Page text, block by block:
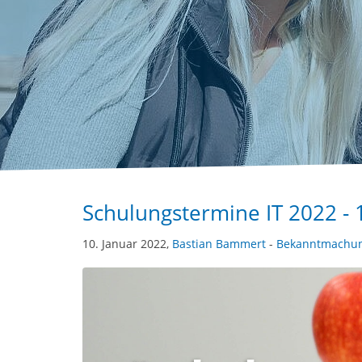
Schulungstermine IT 2022 -
10. Januar 2022, Bastian Bammert -